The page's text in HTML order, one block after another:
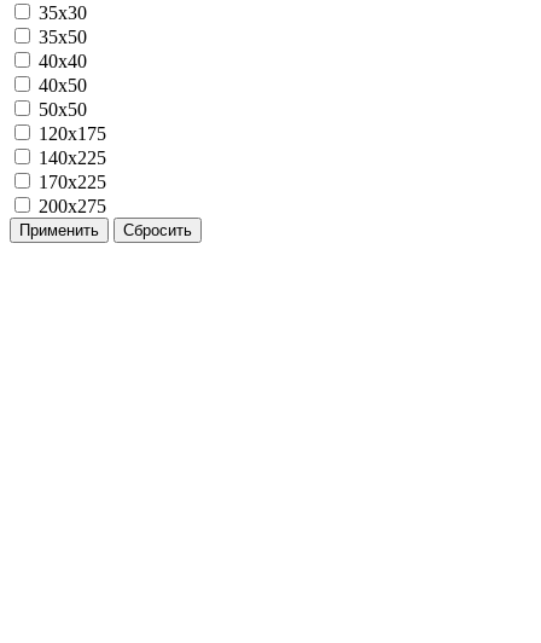
35x30
35x50
40x40
40x50
50x50
120х175
140х225
170х225
200х275
Применить Сбросить